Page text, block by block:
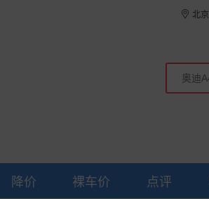
北京
降价 裸车价 点评